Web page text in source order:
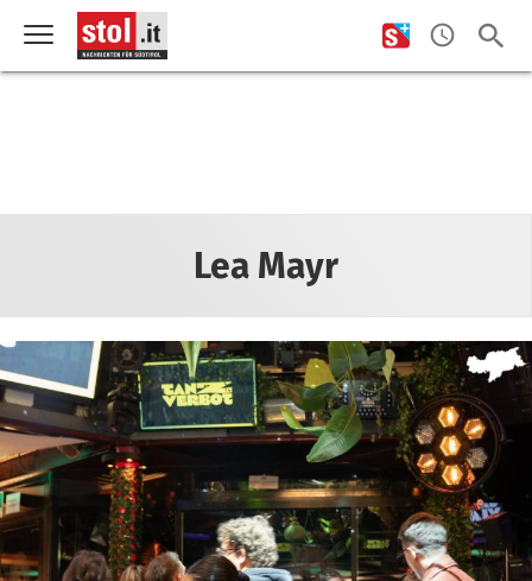
Lea Mayr